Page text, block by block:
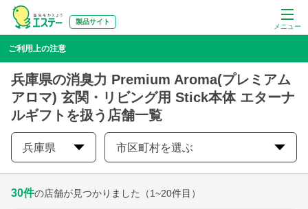
メニュー
製品サイト
ご利用上の注意
兵庫県の消臭力 Premium Aroma(プレミアム
アロマ) 玄関・リビング用 Stick本体 エターナ
ルギフトを扱う店舗一覧
兵庫県 市区町村を選ぶ
30件の店舗が見つかりました （1~20件目）